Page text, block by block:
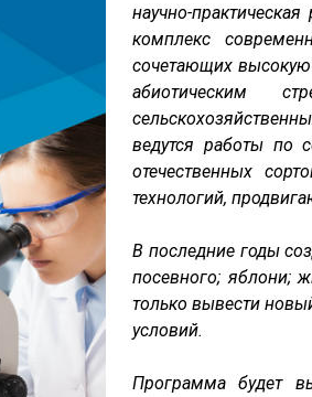
научно-
комплекс
сочетающих высокую
абиотическим
ведутся работы по
отечественных
технологий,
В последние годы
посевного; яблони;
только вывести
условий.
Программа будет